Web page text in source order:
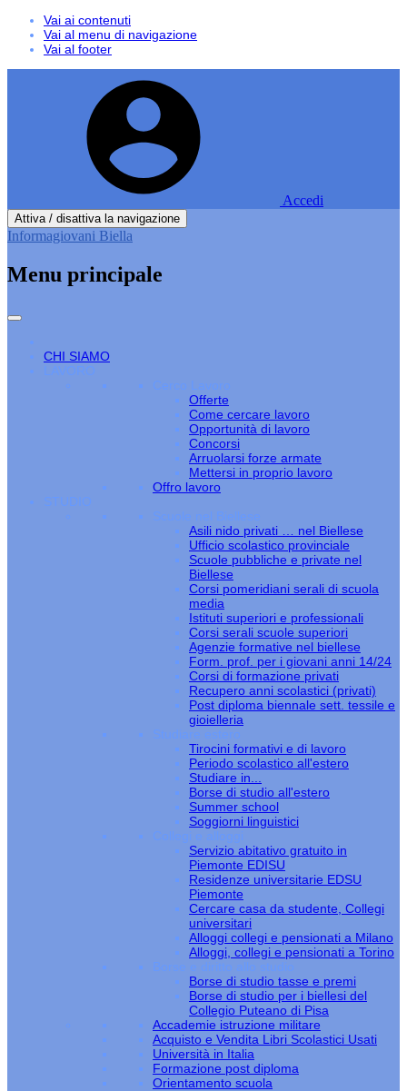
Vai ai contenuti
Vai al menu di navigazione
Vai al footer
Accedi
Attiva / disattiva la navigazione
Informagiovani Biella
Menu principale
CHI SIAMO
LAVORO
Cerco Lavoro
Offerte
Come cercare lavoro
Opportunità di lavoro
Concorsi
Arruolarsi forze armate
Mettersi in proprio lavoro
Offro lavoro
STUDIO
Scuole nel Biellese
Asili nido privati … nel Biellese
Ufficio scolastico provinciale
Scuole pubbliche e private nel
Biellese
Corsi pomeridiani serali di scuola
media
Istituti superiori e professionali
Corsi serali scuole superiori
Agenzie formative nel biellese
Form. prof. per i giovani anni 14/24
Corsi di formazione privati
Recupero anni scolastici (privati)
Post diploma biennale sett. tessile e
gioielleria
Studiare estero
Tirocini formativi e di lavoro
Periodo scolastico all'estero
Studiare in...
Borse di studio all'estero
Summer school
Soggiorni linguistici
Collegi e alloggi
Servizio abitativo gratuito in
Piemonte EDISU
Residenze universitarie EDSU
Piemonte
Cercare casa da studente, Collegi
universitari
Alloggi collegi e pensionati a Milano
Alloggi, collegi e pensionati a Torino
Borse e diritto allo studio
Borse di studio tasse e premi
Borse di studio per i biellesi del
Collegio Puteano di Pisa
Accademie istruzione militare
Acquisto e Vendita Libri Scolastici Usati
Università in Italia
Formazione post diploma
Orientamento scuola